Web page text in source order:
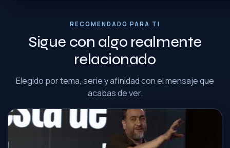
RECOMENDADO PARA TI
Sigue con algo realmente
relacionado
Elegido por tema, serie y afinidad con el mensaje que
acabas de ver.